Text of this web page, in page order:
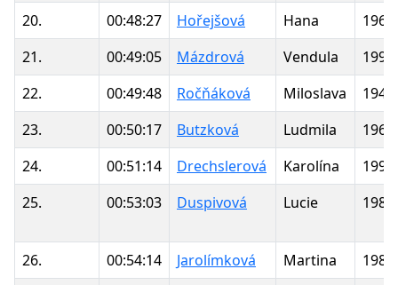
20. 00:48:27 Hořejšová Hana
1960
21.
00:49:05 Mázdrová Vendula
1997
22.
00:49:48 Ročňáková Miloslava
1945
23.
00:50:17 Butzková Ludmila
1961
24.
00:51:14 Drechslerová Karolína
1995
25.
00:53:03 Duspivová Lucie 1989
26. 00:54:14 Jarolímková Martina
1980